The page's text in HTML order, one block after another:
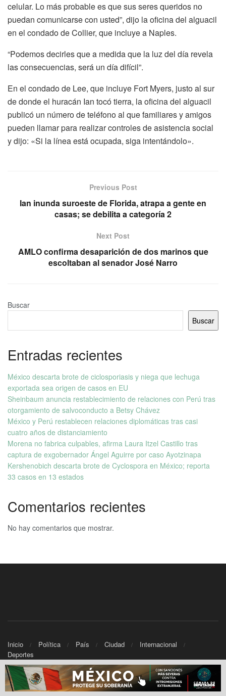
celular. Lo más probable es que sus seres queridos no
puedan comunicarse con usted”, dijo la oficina del alguacil
en el condado de Collier, que incluye a Naples.
“Podemos decirles que a medida que la luz del día revela
las consecuencias, será un día difícil”.
En el condado de Lee, que incluye Fort Myers, justo al sur
de donde el huracán Ian tocó tierra, la oficina del alguacil
publicó un número de teléfono al que familiares y amigos
pueden llamar para realizar controles de asistencia social
y dijo: «Si la línea está ocupada, siga intentándolo».
Previous Post
Ian inunda suroeste de Florida, atrapa a gente en
casas; se debilita a categoría 2
Next Post
AMLO confirma desaparición de dos marinos que
escoltaban al senador José Narro
Buscar
Buscar
Entradas recientes
México descarta brote de ciclosporiasis y niega que lechuga
exportada sea origen de casos en EU
Sheinbaum anuncia restablecimiento de relaciones con Perú tras
otorgamiento de salvoconducto a Betsy Chávez
México y Perú restablecen relaciones diplomáticas tras casi
cuatro años de distanciamiento
Morena no fabrica culpables, afirma Laura Itzel Castillo tras
captura de exgobernador Ángel Aguirre por caso Ayotzinapa
Kershenobich descarta brote de Cyclospora en México; reporta
33 casos en 13 estados
Comentarios recientes
No hay comentarios que mostrar.
Inicio Política País Ciudad
Internacional
Deportes
© 2025 Informativo Noticias - Powered byTWC Networks.